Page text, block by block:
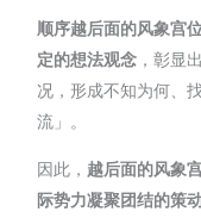
顺序越后面的风象宫
定的想法观念 ，彰显
况，形成不知为何、
流」。
因此， 越后面的风象
际势力凝聚团结的策